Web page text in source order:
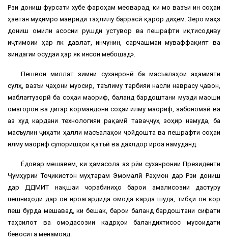
Рӯзи дониш фурсати хубе фароҳам меоварад, ки мо вазъи ин соҳаи
ҳаётан муҳимро мавриди таҳлилу баррасӣ қарор диҳем. Зеро маҳз
дониш омили асосии рушди устувор ва пешрафти иқтисодиву
иҷтимоии ҳар як давлат, инчунин, сарчашмаи муваффақият ва
зиндагии осудаи ҳар як инсон мебошад».
Пешвои миллат зимни суханронӣ ба масъалаҳои аҳамияти
сулҳ, вазъи ҷаҳони муосир, таълиму тарбияи насли наврасу ҷавон,
маблағгузорӣ ба соҳаи маориф, баланд бардоштани музди маоши
омӯзгорон ва дигар кормандони соҳаи илму маориф, забономӯзӣ ва
аз худ кардани технологияи рақамӣ таваҷҷуҳ зоҳир намуда, ба
масъулин ҷиҳати ҳалли масъалаҳои ҷойдошта ва пешрафти соҳаи
илму маориф супоришҳои қатъӣ ва дахлдор ироа намуданд.
Ёдовар мешавем, ки ҳамасола аз рӯйи суханронии Президенти
Ҷумҳурии Тоҷикистон муҳтарам Эмомалӣ Раҳмон дар Рӯзи дониш
дар ДДМИТ нақшаи чорабиниҳо барои амалисозии дастуру
пешниҳоди дар он ироагардида омода карда шуда, тибқи он кор
пеш бурда мешавад, ки бешак, барои баланд бардоштани сифати
таҳсилот ва омодасозии кадрҳои баландихтисос мусоидати
бевосита менамояд.